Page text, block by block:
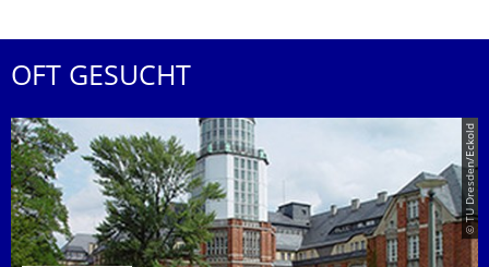
OFT GESUCHT
© TU Dresden/Eckold